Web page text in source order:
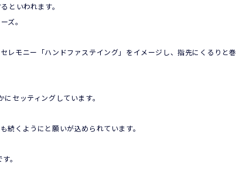
といわれます。
ズ。
レモニー「ハンドファステイング」をイメージし、指先にくるりと巻
セッティングしています。
続くようにと願いが込められています。
。